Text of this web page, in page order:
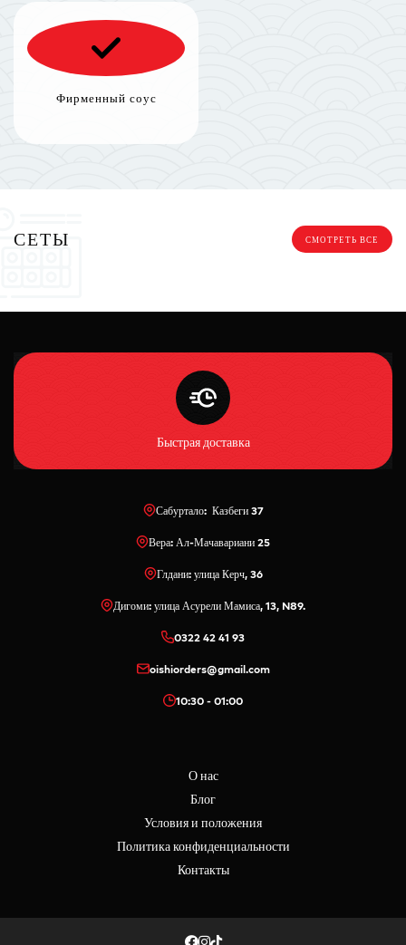
Фирменный соус
СЕТЫ СМОТРЕТЬ ВСЕ
Быстрая доставка
Сабуртало: Казбеги 37
Вера: Ал-Мачавариани 25
Глдани: улица Керч, 36
Дигоми: улица Асурели Мамиса, 13, N89.
0322 42 41 93
oishiorders@gmail.com
10:30 - 01:00
О нас
Блог
Условия и положения
Политика конфиденциальности
Контакты